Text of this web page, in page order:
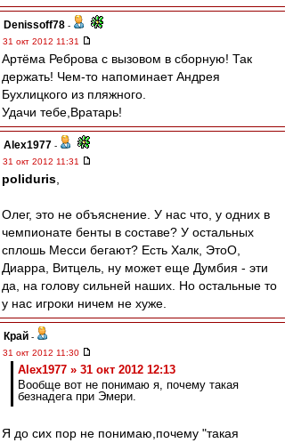
Denissoff78 -
31 окт 2012 11:31
Артёма Реброва с вызовом в сборную! Так
держать! Чем-то напоминает Андрея
Бухлицкого из пляжного.
Удачи тебе,Вратарь!
Alex1977 -
31 окт 2012 11:31
poliduris
Олег, это не объяснение. У нас что, у одних в
чемпионате бенты в составе? У остальных
сплошь Месси бегают? Есть Халк, ЭтоО,
Диарра, Витцель, ну может еще Думбия - эти
да, на голову сильней наших. Но остальные то
у нас игроки ничем не хуже.
Край -
31 окт 2012 11:30
Alex1977 » 31 окт 2012 12:13
Вообще вот не понимаю я, почему такая
безнадега при Эмери.
Я до сих пор не понимаю,почему "такая